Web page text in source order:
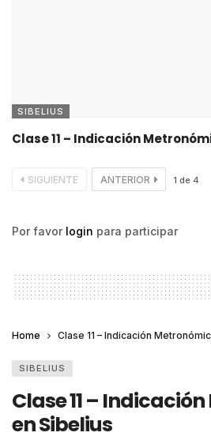
SIBELIUS
Clase 11 – Indicación
SIGUIENTE ANTERIOR 1 de 4
Por favor login para participar
Home Clase 11 – Indicación
SIBELIUS
Clase 11 –
en Sibelius